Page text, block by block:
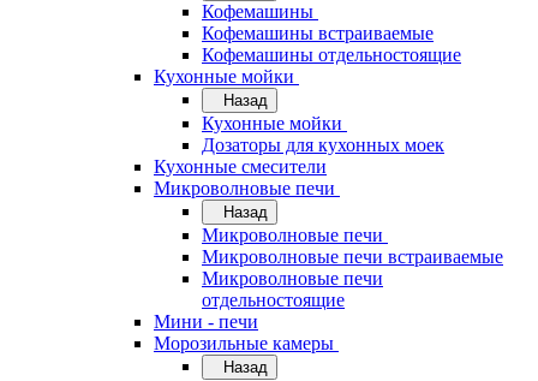
Кофемашины
Кофемашины встраиваемые
Кофемашины отдельностоящие
Кухонные мойки
Назад
Кухонные мойки
Дозаторы для кухонных моек
Кухонные смесители
Микроволновые печи
Назад
Микроволновые печи
Микроволновые печи встраиваемые
Микроволновые печи
отдельностоящие
Мини - печи
Морозильные камеры
Назад